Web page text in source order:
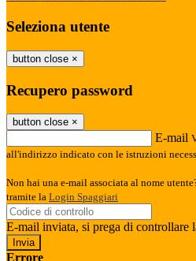
Seleziona utente
button close ×
Recupero password
button close ×
E-mail
all'indirizzo indicato con le istruzioni
Non hai una e-mail associata al nome
tramite la Login Spaggiari
E-mail inviata, si prega di controllare
Errore